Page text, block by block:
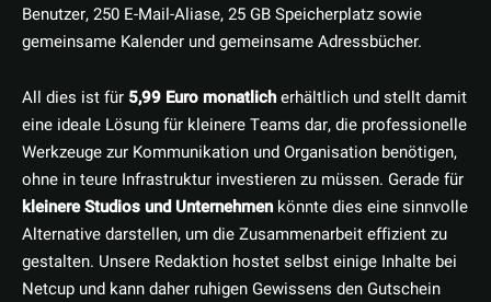
Benutzer, 250 E-Mail-Aliase, 25 GB Speicherplatz sowie
gemeinsame Kalender und gemeinsame Adressbücher.
All dies ist für 5,99 Euro monatlicherhältlich und stellt damit
eine ideale Lösung für kleinere Teams dar, die professionelle
Werkzeuge zur Kommunikation und Organisation benötigen,
ohne in teure Infrastruktur investieren zu müssen. Gerade für
kleinere Studios und Unternehmen könnte dies eine sinnvolle
Alternative darstellen, um die Zusammenarbeit effizient zu
gestalten. Unsere Redaktion hostet selbst einige Inhalte bei
Netcup und kann daher ruhigen Gewissens den Gutschein